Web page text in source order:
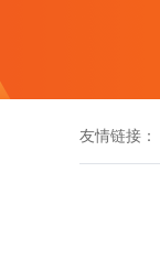
友情链接：